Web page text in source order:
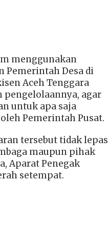
menggunakan
Pemerintah Desa di
Aceh Tenggara
agar
untuk apa saja
Pemerintah Pusat.
tersebut tidak lepas
maupun pihak
Aparat Penegak
setempat.